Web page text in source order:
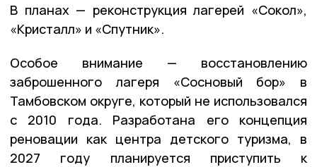
В планах — реконструкция лагерей «Сокол»,
«Кристалл» и «Спутник».
Особое внимание — восстановлению
заброшенного лагеря «Сосновый бор» в
Тамбовском округе, который не использовался
с 2010 года. Разработана его концепция
реновации как центра детского туризма, в
2027 году планируется приступить к